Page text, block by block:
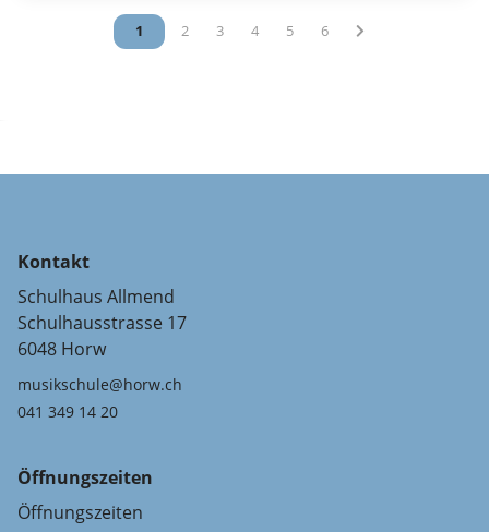
Vous êtes sur la page
1 Vous êtes sur la page
2 Vous êtes sur la page
3 Vous êtes sur la page
4 Vous êtes sur la page
5 Vous êtes sur la page
6
Kontakt
Schulhaus Allmend
Schulhausstrasse 17
6048 Horw
musikschule@horw.ch
041 349 14 20
Öffnungszeiten
Öffnungszeiten